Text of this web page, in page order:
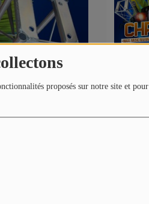
proposés sur notre site et pour